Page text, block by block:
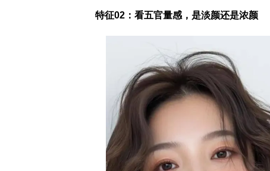
特征02：看五官量感，是淡颜还是浓颜